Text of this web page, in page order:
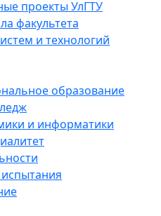
проекты УлГТУ
факультета
и технологий
образование
и информатики